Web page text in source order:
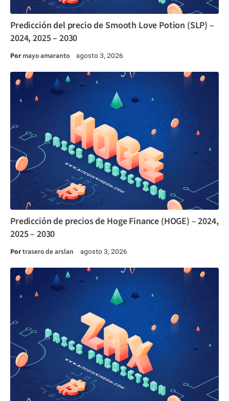
Predicción del precio de Smooth Love Potion (SLP) –
2024, 2025 – 2030
Pormayo amaranto agosto 3, 2026
Predicción de precios de Hoge Finance (HOGE) – 2024,
2025 – 2030
Portrasero de arslan agosto 3, 2026